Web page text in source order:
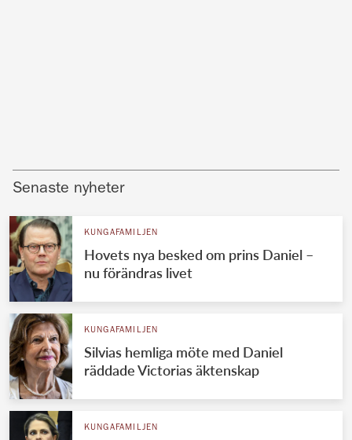
Senaste nyheter
KUNGAFAMILJEN
Hovets nya besked om prins Daniel –
nu förändras livet
KUNGAFAMILJEN
Silvias hemliga möte med Daniel
räddade Victorias äktenskap
KUNGAFAMILJEN